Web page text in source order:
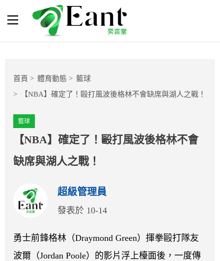
【NBA】確定了！毆打風波
後格林不會缺席與湖人之
籃球
球隊數據
運彩報報
明星分析師
首頁 體育動態 籃球
【NBA】確定了！毆打風波後格林不會缺席與湖人之戰！
籃球
【NBA】確定了！毆打風波後格林不會
缺席與湖人之戰！
超級管理員
發表於 10-14
勇士前鋒格林（Draymond Green）揮拳毆打隊友
波爾（Jordan Poole）的影片浮上檯面後，一度傳